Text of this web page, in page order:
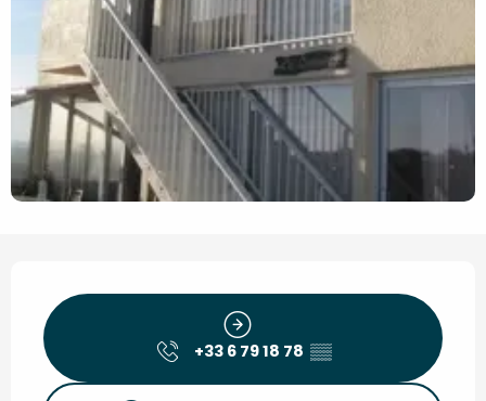
Öffnungszeiten &
+33 6 79 18 78 ▒▒